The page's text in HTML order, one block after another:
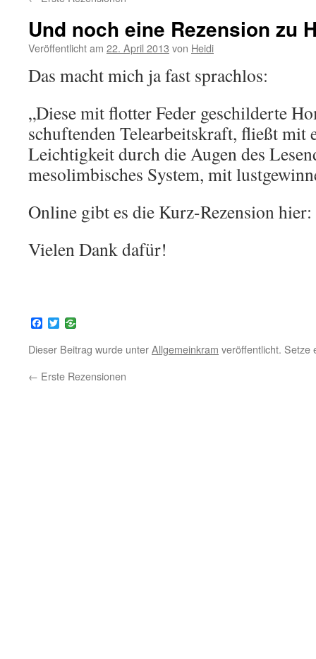
Und noch eine Rezension zu
Veröffentlicht am 22. April 2013 von Heidi
Das macht mich ja fast sprachlos:
„Diese mit flotter Feder geschilderte
schuftenden Telearbeitskraft, fließt mit
Leichtigkeit durch die Augen des
mesolimbisches System, mit
Online gibt es die Kurz-Rezension hier:
Vielen Dank dafür!
Facebook
Twitter
Dieser Beitrag wurde unterAllgemeinkram veröffentlicht. Setze
← Erste Rezensionen